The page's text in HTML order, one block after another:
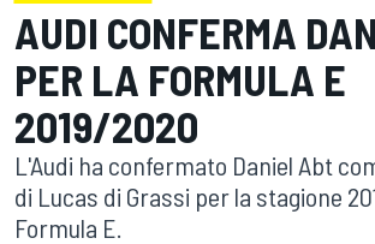
AUDI CONFERMA
PER LA FORMULA E
2019/2020
L'Audi ha confermato Daniel Abt
di Lucas di Grassi per la stagione
Formula E.